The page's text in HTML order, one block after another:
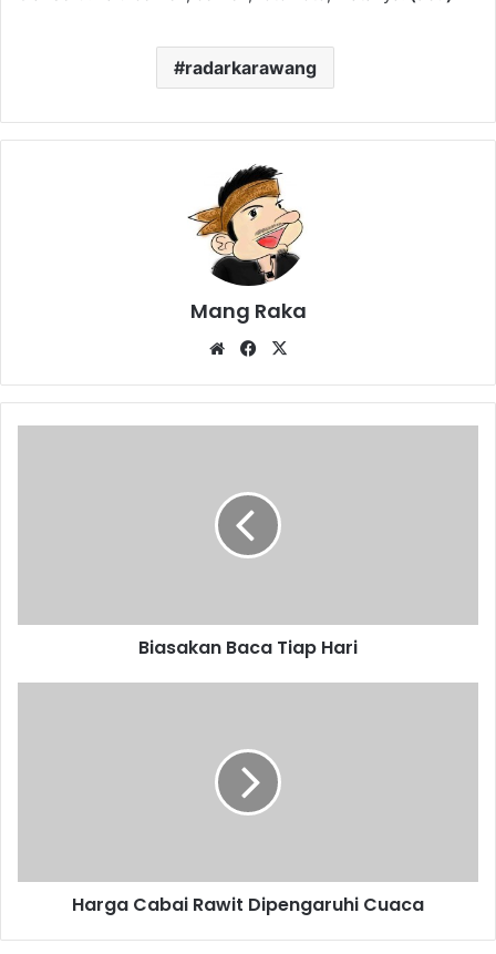
radarkarawang
Mang Raka
WebsiteFacebook
Biasakan Baca Tiap Hari
Harga Cabai Rawit Dipengaruhi Cuaca